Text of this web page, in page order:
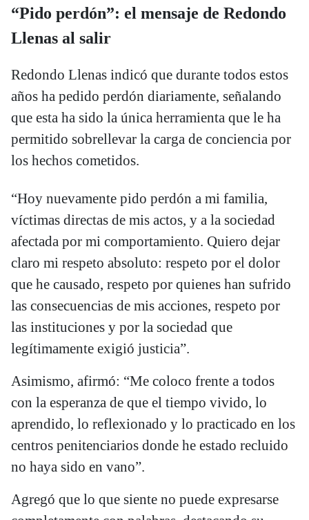
“Pido perdón”: el mensaje de Redondo
Llenas al salir
Redondo Llenas indicó que durante todos estos
años ha pedido perdón diariamente, señalando
que esta ha sido la única herramienta que le ha
permitido sobrellevar la carga de conciencia por
los hechos cometidos.
“Hoy nuevamente pido perdón a mi familia,
víctimas directas de mis actos, y a la sociedad
afectada por mi comportamiento. Quiero dejar
claro mi respeto absoluto: respeto por el dolor
que he causado, respeto por quienes han sufrido
las consecuencias de mis acciones, respeto por
las instituciones y por la sociedad que
legítimamente exigió justicia”.
Asimismo, afirmó: “Me coloco frente a todos
con la esperanza de que el tiempo vivido, lo
aprendido, lo reflexionado y lo practicado en los
centros penitenciarios donde he estado recluido
no haya sido en vano”.
Agregó que lo que siente no puede expresarse